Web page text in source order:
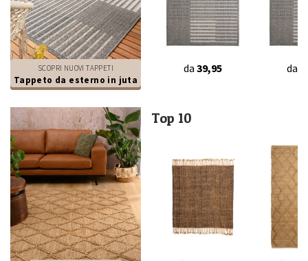
SCOPRI NUOVI TAPPETI
Tappeto da esterno in juta
da 39,95 da
Top 10